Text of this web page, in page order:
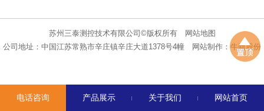
苏州三泰测控技术有限公司©版权所有
网站地图
公司地址：中国江苏常熟市辛庄镇辛庄大道1378号4幢
网站制作：牛商股份
电话咨询 产品展示 关于我们 网站首页